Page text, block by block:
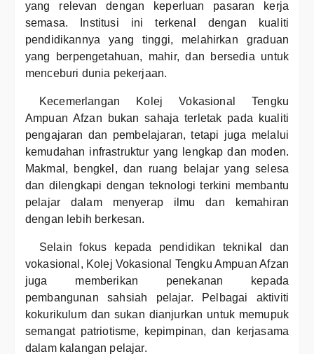
yang relevan dengan keperluan pasaran kerja
semasa. Institusi ini terkenal dengan kualiti
pendidikannya yang tinggi, melahirkan graduan
yang berpengetahuan, mahir, dan bersedia untuk
menceburi dunia pekerjaan.
Kecemerlangan Kolej Vokasional Tengku
Ampuan Afzan bukan sahaja terletak pada kualiti
pengajaran dan pembelajaran, tetapi juga melalui
kemudahan infrastruktur yang lengkap dan moden.
Makmal, bengkel, dan ruang belajar yang selesa
dan dilengkapi dengan teknologi terkini membantu
pelajar dalam menyerap ilmu dan kemahiran
dengan lebih berkesan.
Selain fokus kepada pendidikan teknikal dan
vokasional, Kolej Vokasional Tengku Ampuan Afzan
juga memberikan penekanan kepada
pembangunan sahsiah pelajar. Pelbagai aktiviti
kokurikulum dan sukan dianjurkan untuk memupuk
semangat patriotisme, kepimpinan, dan kerjasama
dalam kalangan pelajar.